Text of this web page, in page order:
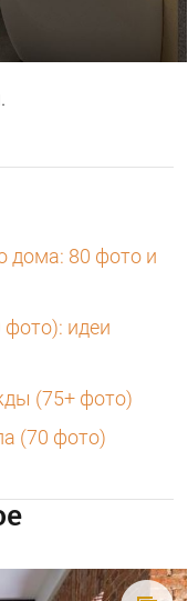
дома: 80 фото и
идеи
(75+ фото)
(70 фото)